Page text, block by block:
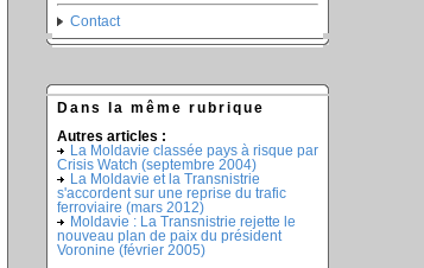
Contact
Dans la même rubrique
Autres articles :
La Moldavie classée pays à risque par
Crisis Watch (septembre 2004)
La Moldavie et la Transnistrie
s'accordent sur une reprise du trafic
ferroviaire (mars 2012)
Moldavie : La Transnistrie rejette le
nouveau plan de paix du président
Voronine (février 2005)